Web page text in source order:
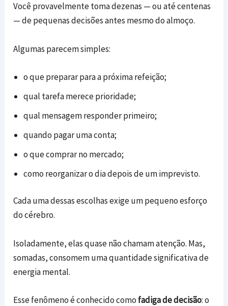
Você provavelmente toma dezenas — ou até centenas
— de pequenas decisões antes mesmo do almoço.
Algumas parecem simples:
o que preparar para a próxima refeição;
qual tarefa merece prioridade;
qual mensagem responder primeiro;
quando pagar uma conta;
o que comprar no mercado;
como reorganizar o dia depois de um imprevisto.
Cada uma dessas escolhas exige um pequeno esforço
do cérebro.
Isoladamente, elas quase não chamam atenção. Mas,
somadas, consomem uma quantidade significativa de
energia mental.
Esse fenômeno é conhecido como fadiga de decisão: o